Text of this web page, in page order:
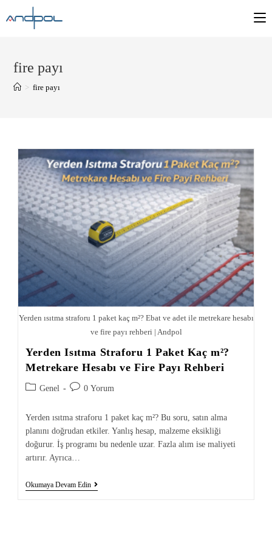
fire payı
> fire payı
Yerden ısıtma straforu 1 paket kaç m²? Ebat ve adet ile metrekare hesabı
ve fire payı rehberi | Andpol
Yerden Isıtma Straforu 1 Paket Kaç m²?
Metrekare Hesabı ve Fire Payı Rehberi
Genel 0 Yorum
Yerden ısıtma straforu 1 paket kaç m²? Bu soru, satın alma
planını doğrudan etkiler. Yanlış hesap, malzeme eksikliği
doğurur. İş programı bu nedenle uzar. Fazla alım ise maliyeti
artırır. Ayrıca…
Okumaya Devam Edin